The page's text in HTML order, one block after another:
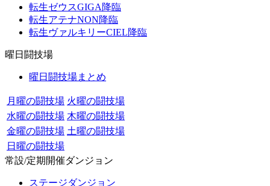
転生ゼウスGIGA降臨
転生アテナNON降臨
転生ヴァルキリーCIEL降臨
曜日闘技場
曜日闘技場まとめ
月曜の闘技場 火曜の闘技場
水曜の闘技場 木曜の闘技場
金曜の闘技場 土曜の闘技場
日曜の闘技場
常設/定期開催ダンジョン
ステージダンジョン